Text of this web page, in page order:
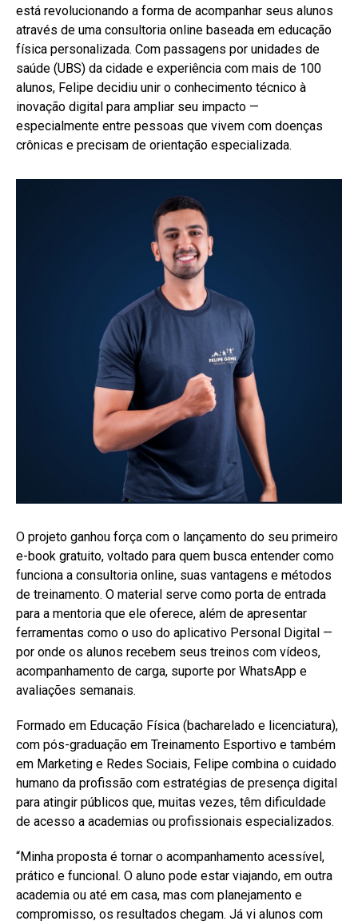
está revolucionando a forma de acompanhar seus alunos
através de uma consultoria online baseada em educação
física personalizada. Com passagens por unidades de
saúde (UBS) da cidade e experiência com mais de 100
alunos, Felipe decidiu unir o conhecimento técnico à
inovação digital para ampliar seu impacto —
especialmente entre pessoas que vivem com doenças
crônicas e precisam de orientação especializada.
O projeto ganhou força com o lançamento do seu primeiro
e-book gratuito, voltado para quem busca entender como
funciona a consultoria online, suas vantagens e métodos
de treinamento. O material serve como porta de entrada
para a mentoria que ele oferece, além de apresentar
ferramentas como o uso do aplicativo Personal Digital —
por onde os alunos recebem seus treinos com vídeos,
acompanhamento de carga, suporte por WhatsApp e
avaliações semanais.
Formado em Educação Física (bacharelado e licenciatura),
com pós-graduação em Treinamento Esportivo e também
em Marketing e Redes Sociais, Felipe combina o cuidado
humano da profissão com estratégias de presença digital
para atingir públicos que, muitas vezes, têm dificuldade
de acesso a academias ou profissionais especializados.
“Minha proposta é tornar o acompanhamento acessível,
prático e funcional. O aluno pode estar viajando, em outra
academia ou até em casa, mas com planejamento e
compromisso, os resultados chegam. Já vi alunos com